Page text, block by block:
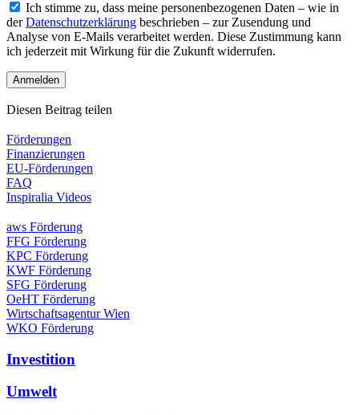
Ich stimme zu, dass meine personenbezogenen Daten – wie in
derDatenschutzerklärung beschrieben – zur Zusendung und
Analyse von E-Mails verarbeitet werden. Diese Zustimmung kann
ich jederzeit mit Wirkung für die Zukunft widerrufen.
Diesen Beitrag teilen
Förderungen
Finanzierungen
EU-Förderungen
FAQ
Inspiralia Videos
aws Förderung
FFG Förderung
KPC Förderung
KWF Förderung
SFG Förderung
OeHT Förderung
Wirtschaftsagentur Wien
WKO Förderung
Investition
Umwelt